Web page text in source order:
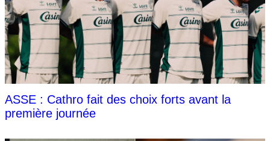
ASSE : Cathro fait des choix forts avant la
première journée